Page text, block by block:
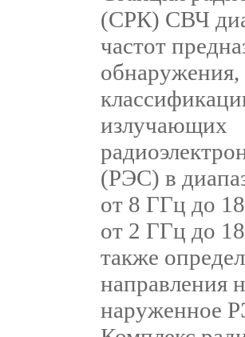
(СРК) СВЧ
частот
обнаружения,
излучающих
(РЭС) в
от 8 ГГц до
от 2 ГГц до
также
направления
наруженное